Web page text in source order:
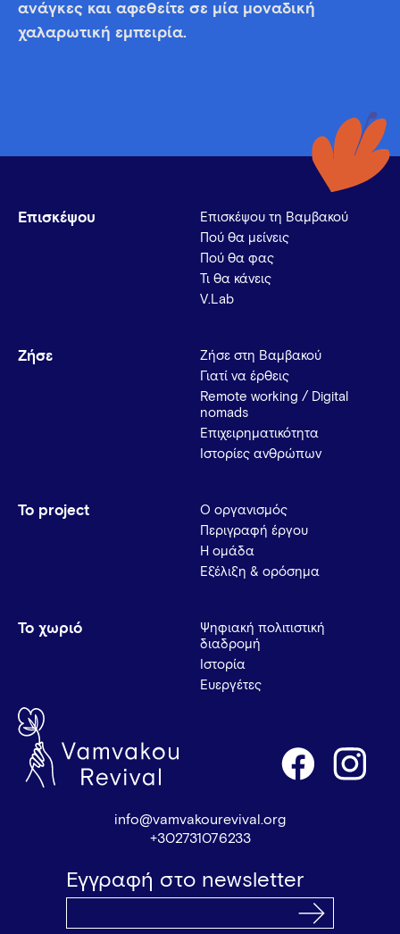
ανάγκες και αφεθείτε σε μία μοναδική
χαλαρωτική εμπειρία.
Επισκέψου
Επισκέψου τη Βαμβακού
Πού θα μείνεις
Πού θα φας
Τι θα κάνεις
V.Lab
Ζήσε
Ζήσε στη Βαμβακού
Γιατί να έρθεις
Remote working / Digital
nomads
Επιχειρηματικότητα
Ιστορίες ανθρώπων
Το project
Ο οργανισμός
Περιγραφή έργου
Η ομάδα
Εξέλιξη & ορόσημα
Το χωριό
Ψηφιακή πολιτιστική
διαδρομή
Ιστορία
Ευεργέτες
info@vamvakourevival.org
+302731076233
Εγγραφή στο newsletter